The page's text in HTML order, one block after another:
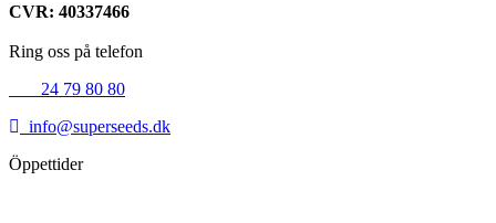
CVR: 40337466
Ring oss på telefon
24 79 80 80
info@superseeds.dk
Öppettider